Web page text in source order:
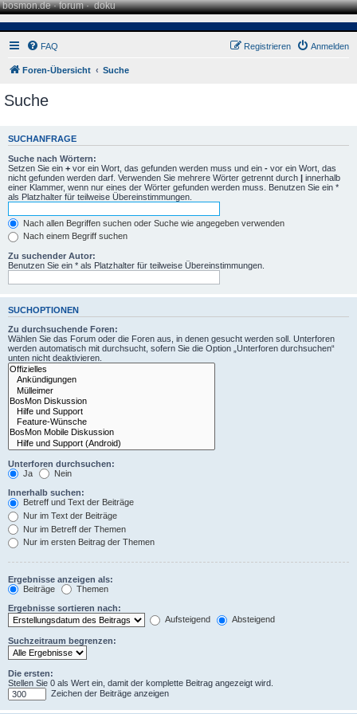
bosmon.de·forum·doku
FAQ Anmelden
Registrieren
Foren-Übersicht Suche
Suche
SUCHANFRAGE
Suche nach Wörtern:
Setzen Sie ein + vor ein Wort, das gefunden werden muss und ein - vor ein Wort, das
nicht gefunden werden darf. Verwenden Sie mehrere Wörter getrennt durch | innerhalb
einer Klammer, wenn nur eines der Wörter gefunden werden muss. Benutzen Sie ein *
als Platzhalter für teilweise Übereinstimmungen.
Nach allen Begriffen suchen oder Suche wie angegeben verwenden
Nach einem Begriff suchen
Zu suchender Autor:
Benutzen Sie ein * als Platzhalter für teilweise Übereinstimmungen.
SUCHOPTIONEN
Zu durchsuchende Foren:
Wählen Sie das Forum oder die Foren aus, in denen gesucht werden soll. Unterforen
werden automatisch mit durchsucht, sofern Sie die Option „Unterforen durchsuchen“
unten nicht deaktivieren.
Unterforen durchsuchen:
Ja
Nein
Innerhalb suchen:
Betreff und Text der Beiträge
Nur im Text der Beiträge
Nur im Betreff der Themen
Nur im ersten Beitrag der Themen
Ergebnisse anzeigen als:
Beiträge
Themen
Ergebnisse sortieren nach:
Aufsteigend
Absteigend
Suchzeitraum begrenzen:
Die ersten:
Stellen Sie 0 als Wert ein, damit der komplette Beitrag angezeigt wird.
Zeichen der Beiträge anzeigen